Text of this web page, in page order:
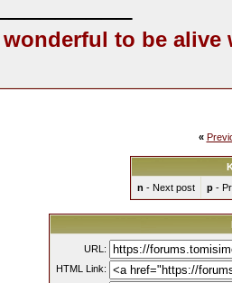
to be
«
n - Next post p-
URL:
HTML Link: